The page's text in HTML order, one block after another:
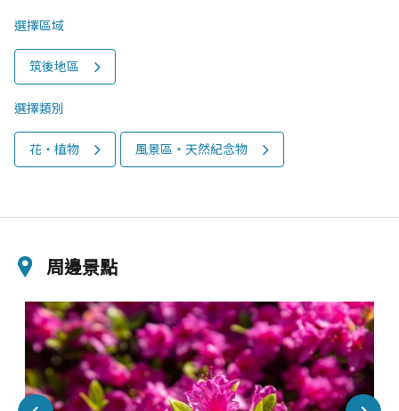
選擇區域
筑後地區
選擇類別
花‧植物 風景區‧天然紀念物
周邊景點